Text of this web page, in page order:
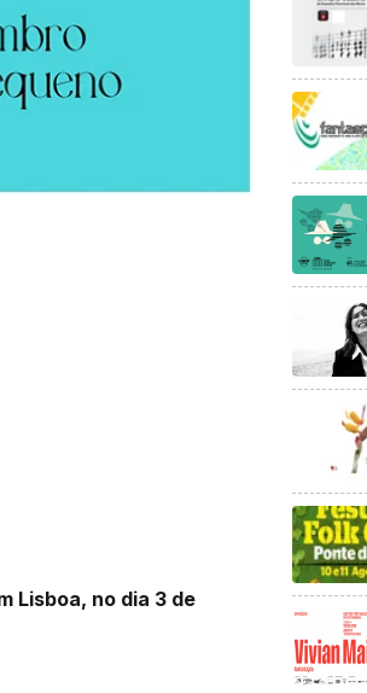
Lisboa, no dia 3 de